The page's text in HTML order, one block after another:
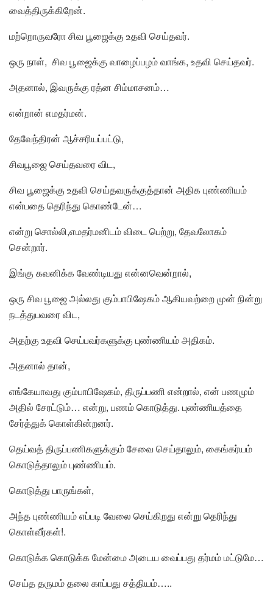
வைத்திருக்கிறேன்.
மற்றொருவரோ சிவ பூஜைக்கு உதவி செய்தவர்.
ஒரு நாள், சிவ பூஜைக்கு வாழைப்பழம் வாங்க, உதவி செய்தவர்.
அதனால், இவருக்கு ரத்ன சிம்மாசனம்…
என்றான் எமதர்மன்.
தேவேந்திரன் ஆச்சரியப்பட்டு,
சிவபூஜை செய்தவரை விட,
சிவ பூஜைக்கு உதவி செய்தவருக்குத்தான் அதிக புண்ணியம்
என்பதை தெரிந்து கொண்டேன்…
என்று சொல்லி,எமதர்மனிடம் விடை பெற்று, தேவலோகம்
சென்றார்.
இங்கு கவனிக்க வேண்டியது என்னவென்றால்,
ஒரு சிவ பூஜை அல்லது கும்பாபிஷேகம் ஆகியவற்றை முன் நின்று
நடத்துபவரை விட,
அதற்கு உதவி செய்பவர்களுக்கு புண்ணியம் அதிகம்.
அதனால் தான்,
எங்கேயாவது கும்பாபிஷேகம், திருப்பணி என்றால், என் பணமும்
அதில் சேரட்டும்… என்று, பணம் கொடுத்து. புண்ணியத்தை
சேர்த்துக் கொள்கின்றனர்.
தெய்வத் திருப்பணிகளுக்கும் சேவை செய்தாலும், கைங்கர்யம்
கொடுத்தாலும் புண்ணியம்.
கொடுத்து பாருங்கள்,
அந்த புண்ணியம் எப்படி வேலை செய்கிறது என்று தெரிந்து
கொள்வீர்கள்!.
கொடுக்க கொடுக்க மேன்மை அடைய வைப்பது தர்மம் மட்டுமே…
செய்த தருமம் தலை காப்பது சத்தியம்…..